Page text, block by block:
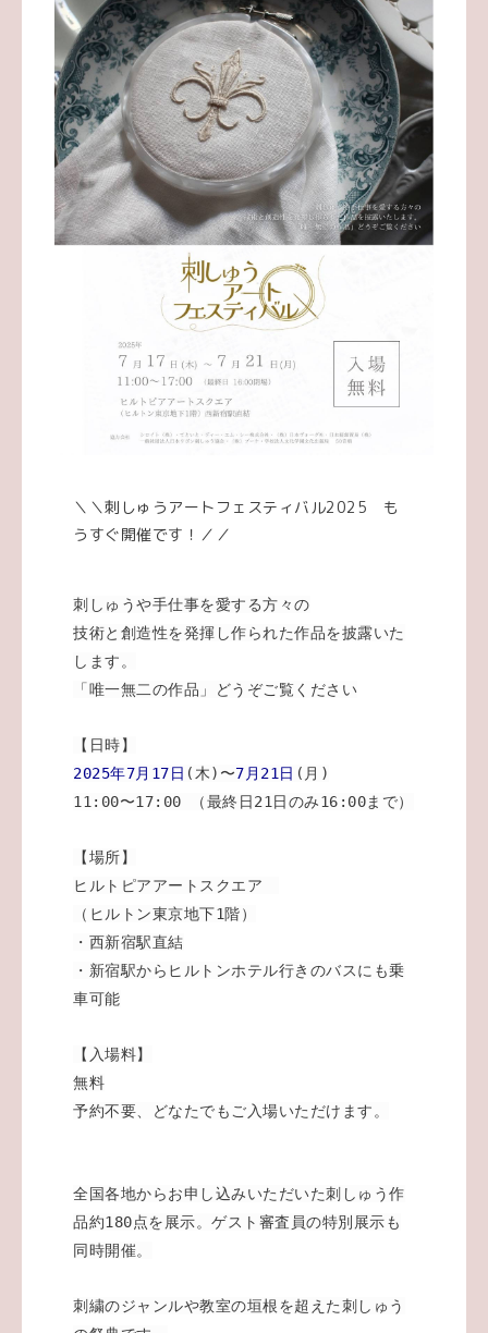
＼＼刺しゅうアートフェスティバル2025 も
うすぐ開催です！／／
刺しゅうや手仕事を愛する方々の
技術と創造性を発揮し作られた作品を披露いた
します。
「唯一無二の作品」どうぞご覧ください
【日時】
2025年7月17日 (木)〜7月21日 (月)
11:00〜17:00 （最終日21日のみ16:00まで）
【場所】
ヒルトピアアートスクエア
（ヒルトン東京地下1階）
・西新宿駅直結
・新宿駅からヒルトンホテル行きのバスにも乗
車可能
【入場料】
無料
予約不要、どなたでもご入場いただけます。
全国各地からお申し込みいただいた刺しゅう作
品約180点を展示。ゲスト審査員の特別展示も
同時開催。
刺繍のジャンルや教室の垣根を超えた刺しゅう